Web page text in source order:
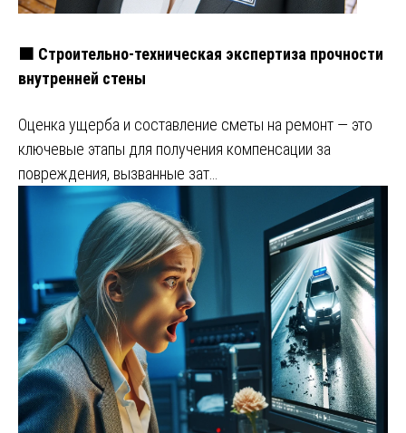
🟧 Строительно-техническая экспертиза прочности
внутренней стены
Оценка ущерба и составление сметы на ремонт — это
ключевые этапы для получения компенсации за
повреждения, вызванные зат…